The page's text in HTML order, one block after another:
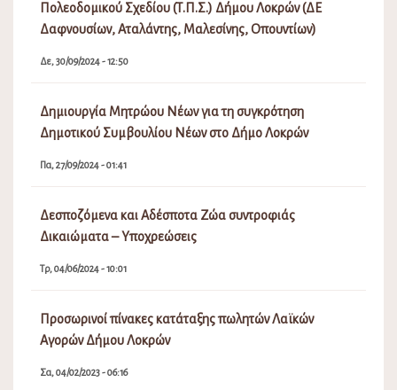
Πολεοδομικού Σχεδίου (Τ.Π.Σ.) Δήμου Λοκρών (ΔΕ
Δαφνουσίων, Αταλάντης, Μαλεσίνης, Οπουντίων)
Δε, 30/09/2024 - 12:50
Δημιουργία Μητρώου Νέων για τη συγκρότηση
Δημοτικού Συμβουλίου Νέων στο Δήμο Λοκρών
Πα, 27/09/2024 - 01:41
Δεσποζόμενα και Αδέσποτα Ζώα συντροφιάς
Δικαιώματα – Υποχρεώσεις
Τρ, 04/06/2024 - 10:01
Προσωρινοί πίνακες κατάταξης πωλητών Λαϊκών
Αγορών Δήμου Λοκρών
Σα, 04/02/2023 - 06:16